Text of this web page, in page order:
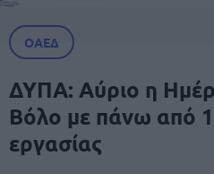
ΟΑΕΔ
ΔΥΠΑ: Αύριο η
Βόλο με πάνω από
εργασίας